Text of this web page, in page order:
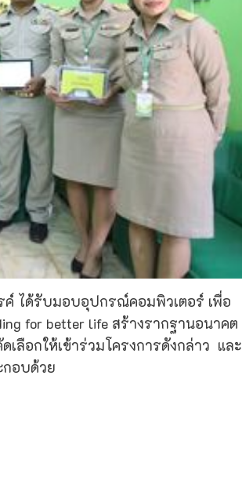
ค์ ได้รับมอบอุปกรณ์คอมพิวเตอร์ เพื่อ
for better life สร้างรากฐานอนาคต
เลือกให้เข้าร่วมโครงการดังกล่าว และ
กอบด้วย